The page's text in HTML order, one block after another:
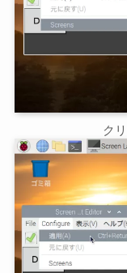
ク